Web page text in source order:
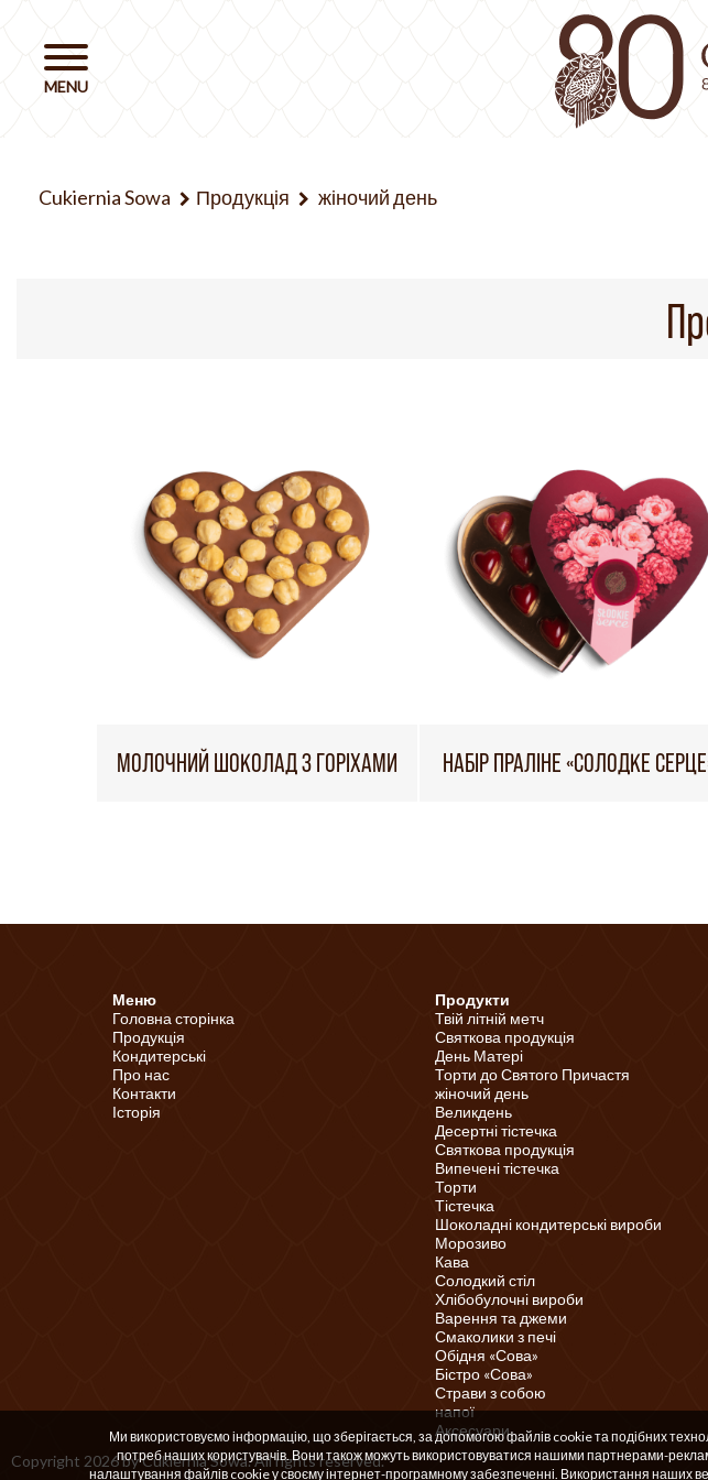
Cukiernia Sowa Продукція жіночий день
МОЛОЧНИЙ ШОКОЛАД З ГОРІХАМИ НАБІР ПРАЛІНЕ «СОЛОДКЕ
Меню
Головна сторінка
Продукція
Кондитерські
Про нас
Контакти
Історія
Продукти
Твій літній метч
Святкова продукція
День Матері
Торти до Святого Причастя
жіночий день
Великдень
Десертні тістечка
Святкова продукція
Випечені тістечка
Торти
Тістечка
Шоколадні кондитерські вироби
Морозиво
Кава
Солодкий стіл
Хлібобулочні вироби
Варення та джеми
Смаколики з печі
Обідня «Сова»
Бістро «Сова»
Страви з собою
напої
Аксесуари
Copyright 2026 by Cukiernia Sowa. All rights reserved.
Ми використовуємо інформацію, що зберігається, за допомогою файлів cookie та подібних
потреб наших користувачів. Вони також можуть використовуватися нашими партнерами-
налаштування файлів cookie у своєму інтернет-програмному забезпеченні. Використання наших